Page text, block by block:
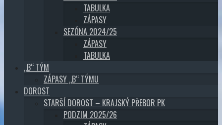
TABULKA
ZÁPASY
SEZÓNA 2024/25
ZÁPASY
TABULKA
„B“ TÝM
ZÁPASY „B“ TÝMU
DOROST
STARŠÍ DOROST – KRAJSKÝ PŘEBOR PK
PODZIM 2025/26